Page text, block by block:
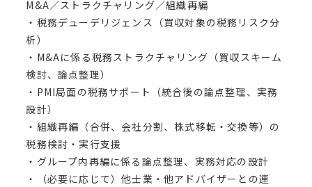
M&A／ストラクチャリング／組織再編
・税務デューデリジェンス（買収対象の税務リスク分
析）
・M&Aに係る税務ストラクチャリング（買収スキーム
検討、論点整理）
・PMI局面の税務サポート（統合後の論点整理、実務
設計）
・組織再編（合併、会社分割、株式移転・交換等）の
税務検討・実行支援
・グループ内再編に係る論点整理、実務対応の設計
・（必要に応じて）他士業・他アドバイザーとの連